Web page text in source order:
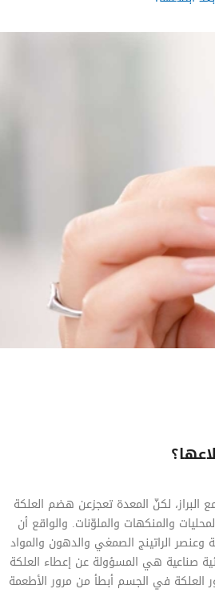
البراز، لكنّ المعدة تعجزعن هضم العلكة
والمنكهات والملوّنات. والواقع أن
الراتينج الصمغي والدهون والمواد
صناعية هي المسؤولة عن إعطاء العلكة
العلكة في الجسم أبطأ من مرور الأطعمة